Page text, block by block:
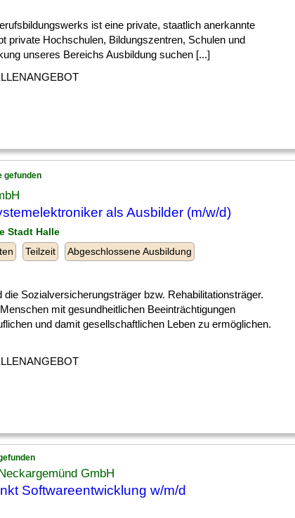
ist eine private, staatlich anerkannte
private Hochschulen, Bildungszentren, Schulen und
unseres Bereichs Ausbildung suchen [...]
gefunden
als Ausbilder (m/w/d)
Stadt Halle
Teilzeit
Abgeschlossene Ausbildung
die Sozialversicherungsträger bzw. Rehabilitationsträger.
mit gesundheitlichen Beeinträchtigungen
und damit gesellschaftlichen Leben zu ermöglichen.
GmbH
Softwareentwicklung w/m/d